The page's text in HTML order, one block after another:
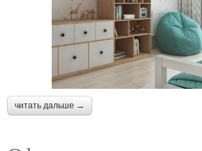
читать дальше →